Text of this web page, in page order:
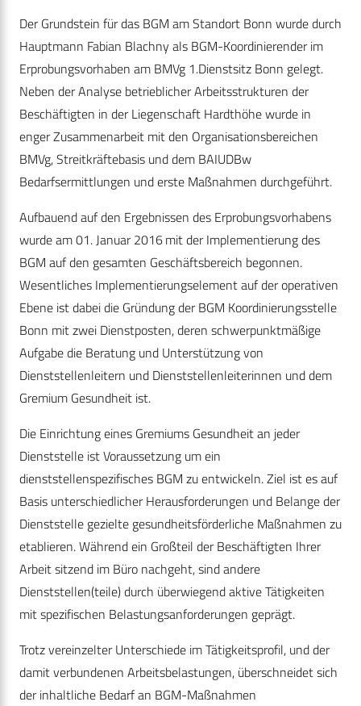
Der Grundstein für das BGM am Standort Bonn wurde durch
Hauptmann Fabian Blachny als BGM-Koordinierender im
Erprobungsvorhaben am BMVg 1.Dienstsitz Bonn gelegt.
Neben der Analyse betrieblicher Arbeitsstrukturen der
Beschäftigten in der Liegenschaft Hardthöhe wurde in
enger Zusammenarbeit mit den Organisationsbereichen
BMVg, Streitkräftebasis und dem BAIUDBw
Bedarfsermittlungen und erste Maßnahmen durchgeführt.
Aufbauend auf den Ergebnissen des Erprobungsvorhabens
wurde am 01. Januar 2016 mit der Implementierung des
BGM auf den gesamten Geschäftsbereich begonnen.
Wesentliches Implementierungselement auf der operativen
Ebene ist dabei die Gründung der BGM Koordinierungsstelle
Bonn mit zwei Dienstposten, deren schwerpunktmäßige
Aufgabe die Beratung und Unterstützung von
Dienststellenleitern und Dienststellenleiterinnen und dem
Gremium Gesundheit ist.
Die Einrichtung eines Gremiums Gesundheit an jeder
Dienststelle ist Voraussetzung um ein
dienststellenspezifisches BGM zu entwickeln. Ziel ist es auf
Basis unterschiedlicher Herausforderungen und Belange der
Dienststelle gezielte gesundheitsförderliche Maßnahmen zu
etablieren. Während ein Großteil der Beschäftigten Ihrer
Arbeit sitzend im Büro nachgeht, sind andere
Dienststellen(teile) durch überwiegend aktive Tätigkeiten
mit spezifischen Belastungsanforderungen geprägt.
Trotz vereinzelter Unterschiede im Tätigkeitsprofil, und der
damit verbundenen Arbeitsbelastungen, überschneidet sich
der inhaltliche Bedarf an BGM-Maßnahmen